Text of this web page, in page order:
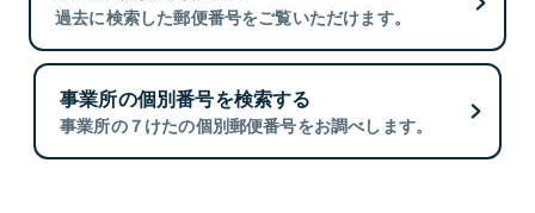
過去に検索した郵便番号をご覧いただけます。
事業所の個別番号を検索する
事業所の７けたの個別郵便番号をお調べします。